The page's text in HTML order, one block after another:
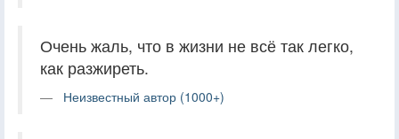
Очень жаль, что в жизни не всё так легко,
как разжиреть.
Неизвестный автор (1000+)